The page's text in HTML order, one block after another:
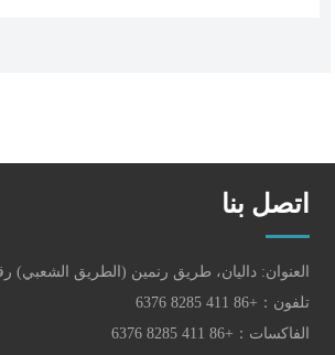
اتصل بنا
العنوان: داليان، طريق رنمين (الطريق الشعبي) رقم 15، الوحدة
تلفون： +86 411 8285 6376
الفاكسات：+86 411 8285 6376